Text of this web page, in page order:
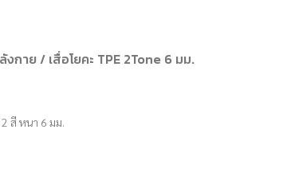
กาย / เสื่อโยคะ TPE 2Tone 6 มม.
สี หนา 6 มม.